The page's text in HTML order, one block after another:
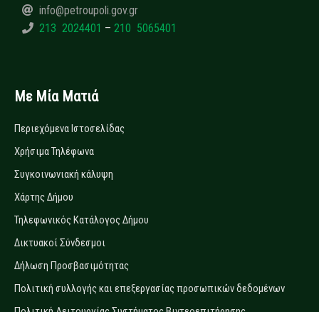
info@petroupoli.gov.gr
213 2024401 – 210 5065401
Με Μία Ματιά
Περιεχόμενα Ιστοσελίδας
Χρήσιμα Τηλέφωνα
Συγκοινωνιακή κάλυψη
Χάρτης Δήμου
Τηλεφωνικός Κατάλογος Δήμου
Δικτυακοί Σύνδεσμοι
Δήλωση Προσβασιμότητας
Πολιτική συλλογής και επεξεργασίας προσωπικών δεδομένων